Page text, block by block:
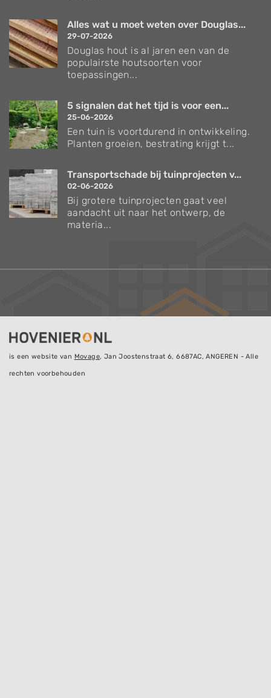
Alles wat u moet weten over Douglas...
29-07-2026
Douglas hout is al jaren een van de
populairste houtsoorten voor
toepassingen...
5 signalen dat het tijd is voor een...
25-06-2026
Een tuin is voortdurend in ontwikkeling.
Planten groeien, bestrating krijgt t...
Transportschade bij tuinprojecten v...
02-06-2026
Bij grotere tuinprojecten gaat veel
aandacht uit naar het ontwerp, de
materia...
is een website van Movage, Jan Joostenstraat 6, 6687AC, ANGEREN - Alle
rechten voorbehouden